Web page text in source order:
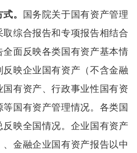
。
国务院关于国有资产管理
综合报告和专项报告相结合
全面反映各类国有资产基本情
反映企业国有资产（不含金融
有资产、行政事业性国有资
国有资产管理情况。各类国
映全国情况。企业国有资产
、金融企业国有资产报告以中